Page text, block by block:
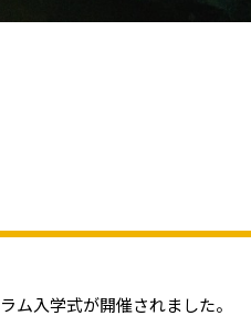
入学式が開催されました。